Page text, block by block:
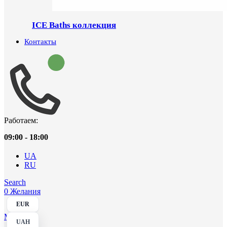
ICE Baths коллекция
Контакты
Работаем:
09:00 - 18:00
UA
RU
Search
0 Желания
EUR
UAH
Menu